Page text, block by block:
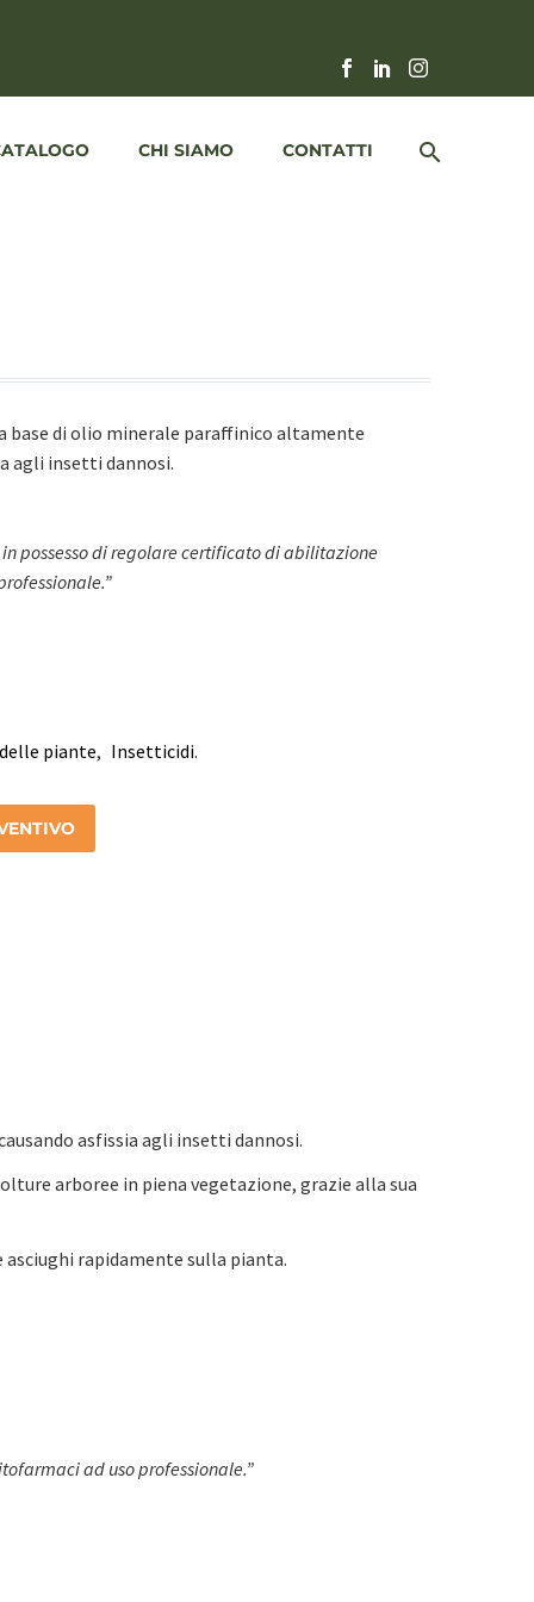
CHI SIAMO CONTATTI
di olio minerale paraffinico altamente
agli insetti dannosi.
possesso di regolare certificato di abilitazione
piante, Insetticidi.
asfissia agli insetti dannosi.
arboree in piena vegetazione, grazie alla sua
rapidamente sulla pianta.
ad uso professionale.”